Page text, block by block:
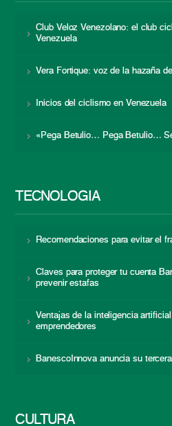
Club Veloz Venezolano: el club
Venezuela
Vera Fortique: voz de la hazaña
Inicios del ciclismo en Venezuela
«Pega Betulio… Pega Betulio…
TECNOLOGÍA
Recomendaciones para evitar el
Claves para proteger tu cuenta
prevenir estafas
Ventajas de la inteligencia
emprendedores
BanescoInnova anuncia su
CULTURA